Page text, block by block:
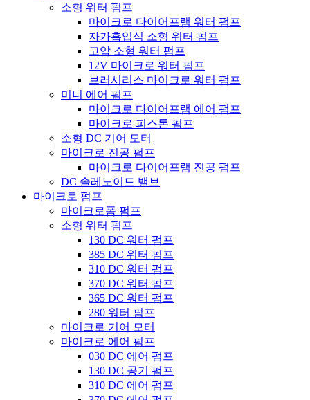
소형 워터 펌프
마이크로 다이어프램 워터 펌프
자가흡입식 소형 워터 펌프
고압 소형 워터 펌프
12V 마이크로 워터 펌프
브러시리스 마이크로 워터 펌프
미니 에어 펌프
마이크로 다이어프램 에어 펌프
마이크로 피스톤 펌프
소형 DC 기어 모터
마이크로 진공 펌프
마이크로 다이어프램 진공 펌프
DC 솔레노이드 밸브
마이크로 펌프
마이크로폼 펌프
소형 워터 펌프
130 DC 워터 펌프
385 DC 워터 펌프
310 DC 워터 펌프
370 DC 워터 펌프
365 DC 워터 펌프
280 워터 펌프
마이크로 기어 모터
마이크로 에어 펌프
030 DC 에어 펌프
130 DC 공기 펌프
310 DC 에어 펌프